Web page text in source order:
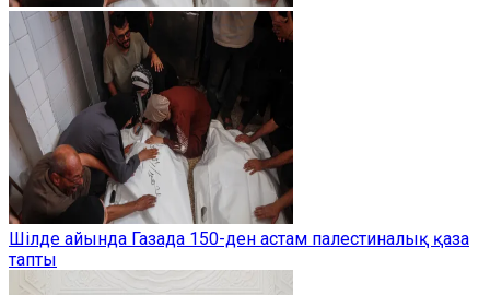
Шілде айында Газада 150-ден астам палестиналық қаза
тапты